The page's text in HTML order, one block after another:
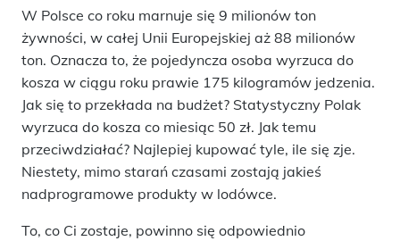
W Polsce co roku marnuje się 9 milionów ton
żywności, w całej Unii Europejskiej aż 88 milionów
ton. Oznacza to, że pojedyncza osoba wyrzuca do
kosza w ciągu roku prawie 175 kilogramów jedzenia.
Jak się to przekłada na budżet? Statystyczny Polak
wyrzuca do kosza co miesiąc 50 zł. Jak temu
przeciwdziałać? Najlepiej kupować tyle, ile się zje.
Niestety, mimo starań czasami zostają jakieś
nadprogramowe produkty w lodówce.
To, co Ci zostaje, powinno się odpowiednio